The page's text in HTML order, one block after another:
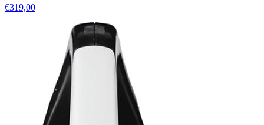
€319,00